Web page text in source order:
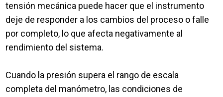
tensión mecánica puede hacer que el instrumento
deje de responder a los cambios del proceso o falle
por completo, lo que afecta negativamente al
rendimiento del sistema.
Cuando la presión supera el rango de escala
completa del manómetro, las condiciones de